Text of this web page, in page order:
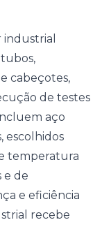
cabeçotes,
de testes
aço
escolhidos
temperatura
e de
e eficiência
recebe